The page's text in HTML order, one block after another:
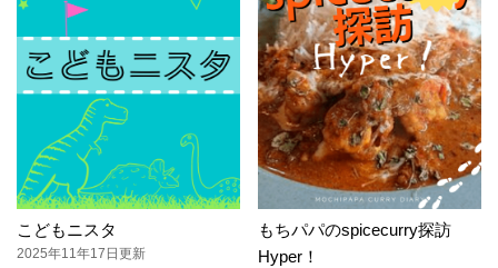
こどもニスタ
2025年11年17日更新
もちパパのspicecurry探訪
Hyper！